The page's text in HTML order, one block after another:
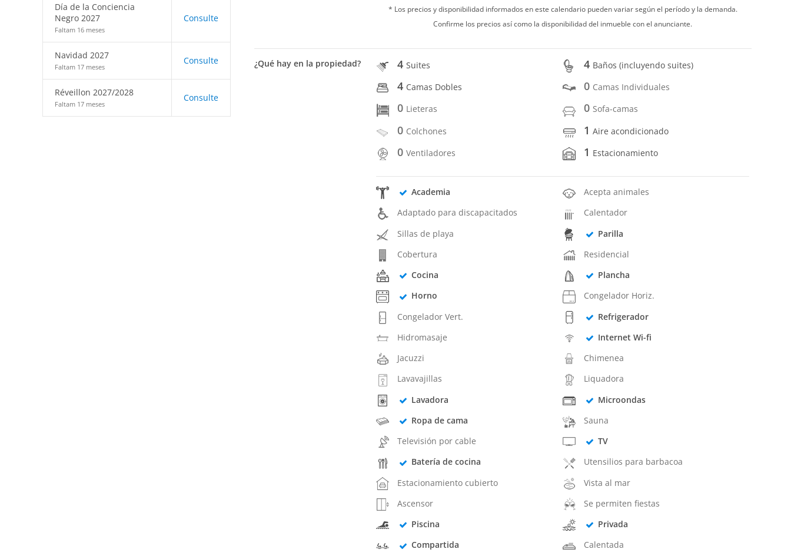
Día de la Conciencia
Negro 2027
Faltam 16 meses
Consulte
Navidad 2027
Faltam 17 meses
Consulte
Réveillon 2027/2028
Faltam 17 meses
Consulte
* Los precios y disponibilidad informados en este calendario pueden variar según el período y la demanda.
Confirme los precios así como la disponibilidad del inmueble con el anunciante.
¿Qué hay en la propiedad? 4Suites 4 Baños (incluyendo suites)
4 Camas Dobles 0 Camas Individuales
0 Lieteras 0 Sofa-camas
0 Colchones 1Aire acondicionado
0Ventiladores 1 Estacionamiento
Academia
Acepta animales
Adaptado para discapacitados
Calentador
Sillas de playa
Parilla
Cobertura
Residencial
Cocina
Plancha
Horno
Congelador Horiz.
Congelador Vert.
Refrigerador
Hidromasaje
Internet Wi-fi
Jacuzzi
Chimenea
Lavavajillas
Liquadora
Lavadora
Microondas
Ropa de cama
Sauna
Televisión por cable
TV
Batería de cocina
Utensilios para barbacoa
Estacionamiento cubierto
Vista al mar
Ascensor
Se permiten fiestas
Piscina
Privada
Compartida
Calentada